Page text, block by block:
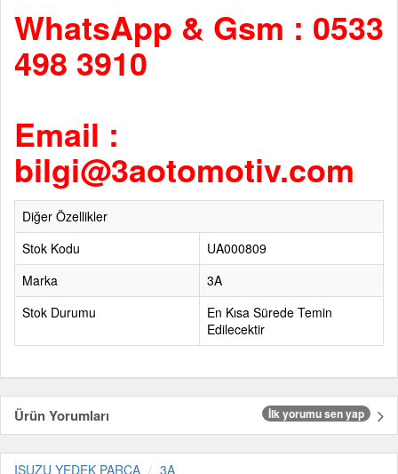
WhatsApp & Gsm : 0533
498 3910
Email :
bilgi@3aotomotiv.com
Diğer Özellikler
Stok Kodu
UA000809
Marka
3A
Stok Durumu
En Kısa Sürede Temin
Edilecektir
Ürün Yorumları İlk yorumu sen yap
ISUZU YEDEK PARÇA 3A